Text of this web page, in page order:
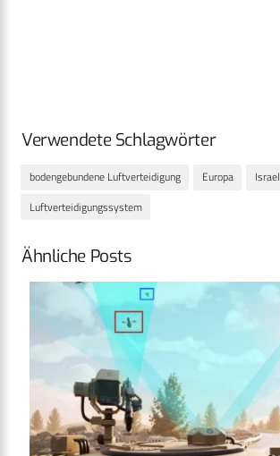
Verwendete Schlagwörter
bodengebundene Luftverteidigung Europa
Israel
Luftverteidigungssystem
Ähnliche Posts